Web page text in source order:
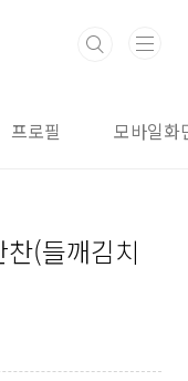
프로필 모바일화
(들깨김치